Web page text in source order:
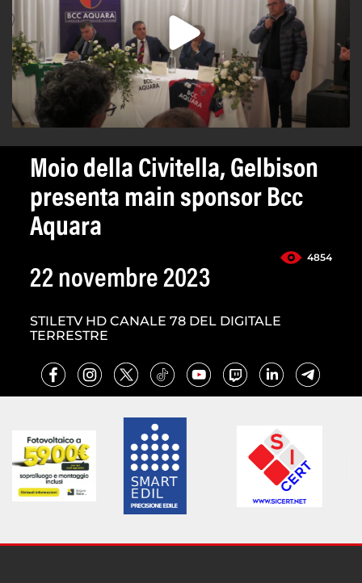
Moio della Civitella, Gelbison
presenta main sponsor Bcc
Aquara
4854
22 novembre 2023
STILETV HD CANALE 78 DEL DIGITALE
TERRESTRE